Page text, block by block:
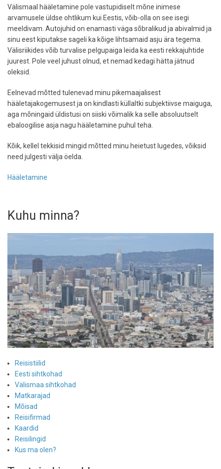
Välismaal hääletamine pole vastupidiselt mõne inimese
arvamusele üldse ohtlikum kui Eestis, võib-olla on see isegi
meeldivam. Autojuhid on enamasti väga sõbralikud ja abivalmid ja
sinu eest kiputakse sageli ka kõige lihtsamaid asju ära tegema.
Välisriikides võib turvalise pelgupaiga leida ka eesti rekkajuhtide
juurest. Pole veel juhust olnud, et nemad kedagi hätta jätnud
oleksid.
Eelnevad mõtted tulenevad minu pikemaajalisest
hääletajakogemusest ja on kindlasti küllaltki subjektiivse maiguga,
aga mõningaid üldistusi on siiski võimalik ka selle absoluutselt
ebaloogilise asja nagu hääletamine puhul teha.
Kõik, kellel tekkisid mingid mõtted minu heietust lugedes, võiksid
need julgesti välja öelda.
Hääletamine
Kuhu minna?
Reisistiilid
Eesti sihtkohad
Välismaa sihtkohad
Matkarajad
Mõisad
Reisifirmad
Kaardid
Reisilingid
Kus ma olen?